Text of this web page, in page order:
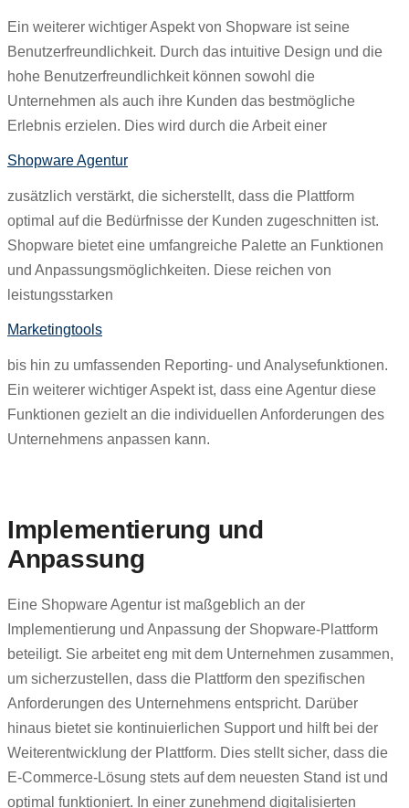
Ein weiterer wichtiger Aspekt von Shopware ist seine
Benutzerfreundlichkeit. Durch das intuitive Design und die
hohe Benutzerfreundlichkeit können sowohl die
Unternehmen als auch ihre Kunden das bestmögliche
Erlebnis erzielen. Dies wird durch die Arbeit einer
Shopware Agentur
zusätzlich verstärkt, die sicherstellt, dass die Plattform
optimal auf die Bedürfnisse der Kunden zugeschnitten ist.
Shopware bietet eine umfangreiche Palette an Funktionen
und Anpassungsmöglichkeiten. Diese reichen von
leistungsstarken
Marketingtools
bis hin zu umfassenden Reporting- und Analysefunktionen.
Ein weiterer wichtiger Aspekt ist, dass eine Agentur diese
Funktionen gezielt an die individuellen Anforderungen des
Unternehmens anpassen kann.
Implementierung und
Anpassung
Eine Shopware Agentur ist maßgeblich an der
Implementierung und Anpassung der Shopware-Plattform
beteiligt. Sie arbeitet eng mit dem Unternehmen zusammen,
um sicherzustellen, dass die Plattform den spezifischen
Anforderungen des Unternehmens entspricht. Darüber
hinaus bietet sie kontinuierlichen Support und hilft bei der
Weiterentwicklung der Plattform. Dies stellt sicher, dass die
E-Commerce-Lösung stets auf dem neuesten Stand ist und
optimal funktioniert. In einer zunehmend digitalisierten